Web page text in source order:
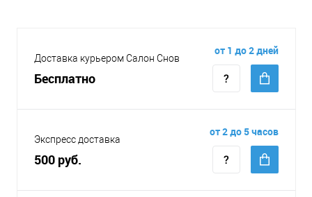
Доставка курьером Салон Снов
Бесплатно
от 1 до 2 дней
Экспресс доставка
500 руб.
от 2 до 5 часов